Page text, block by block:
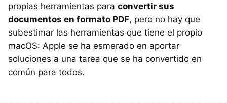
propias herramientas para convertir sus
documentos en formato PDF, pero no hay que
subestimar las herramientas que tiene el propio
macOS: Apple se ha esmerado en aportar
soluciones a una tarea que se ha convertido en
común para todos.